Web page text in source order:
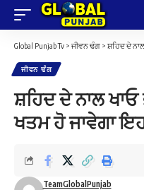
Global Punjab Tv > ਜੀਵਨ ਢੰਗ > ਸ਼ਹਿਦ ਦੇ
ਜੀਵਨ ਢੰਗ
ਸ਼ਹਿਦ ਦੇ ਨਾਲ
ਖਤਮ ਹੋ ਜਾਵੇਗਾ
TeamGlobalPunjab